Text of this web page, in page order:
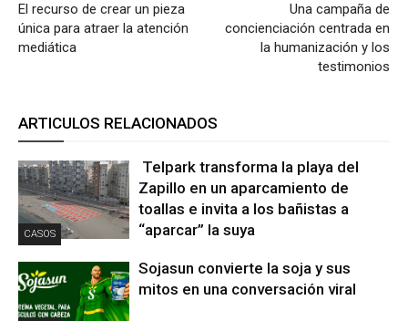
El recurso de crear un pieza
única para atraer la atención
mediática
Una campaña de
concienciación centrada en
la humanización y los
testimonios
ARTICULOS RELACIONADOS
CASOS
Telpark transforma la playa del
Zapillo en un aparcamiento de
toallas e invita a los bañistas a
“aparcar” la suya
Sojasun convierte la soja y sus
mitos en una conversación viral